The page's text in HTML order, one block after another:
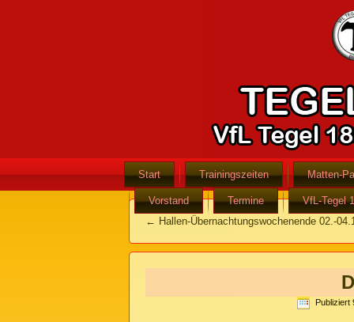
Start Trainingszeiten Matten-
Vorstand Termine
VfL-Tegel
← Hallen-Übernachtungswochenende 02.-
Publiziert